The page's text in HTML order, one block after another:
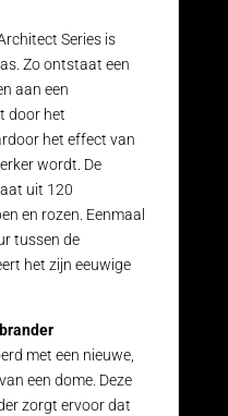
Series is
Zo ontstaat een
aan een
door het
het effect van
wordt. De
uit 120
en rozen. Eenmaal
tussen de
het zijn eeuwige
met een nieuwe,
een dome. Deze
zorgt ervoor dat